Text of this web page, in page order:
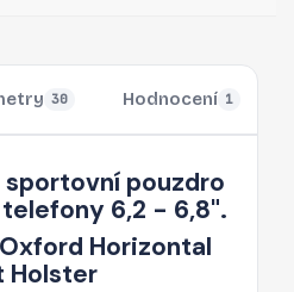
30 Hodnocení 1
sportovní pouzdro
6,2 - 6,8".
Horizontal
Holster